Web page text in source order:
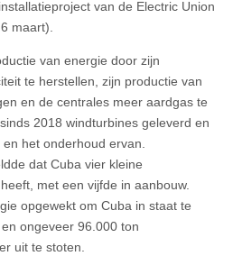
van de Electric Union
maart).
van energie door zijn
te herstellen, zijn productie van
en de centrales meer aardgas te
2018 windturbines geleverd en
het onderhoud ervan.
dat Cuba vier kleine
met een vijfde in aanbouw.
opgewekt om Cuba in staat te
ongeveer 96.000 ton
uit te stoten.